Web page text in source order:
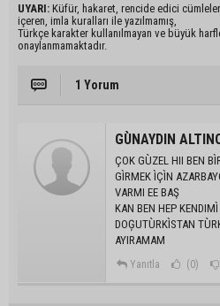
UYARI: Küfür, hakaret, rencide edici
içeren, imla kuralları ile yazılmamış,
Türkçe karakter kullanılmayan ve büyük
onaylanmamaktadır.
1 Yorum
GÙNAYDIN
ÇOK GÙZEL HII BEN
GÌRMEK ÌÇÌN
VARMI EE BAŞ
KAN BEN HEP
DOĢUTÙRKÌSTAN
AYIRAMAM
Yanıtla (0)